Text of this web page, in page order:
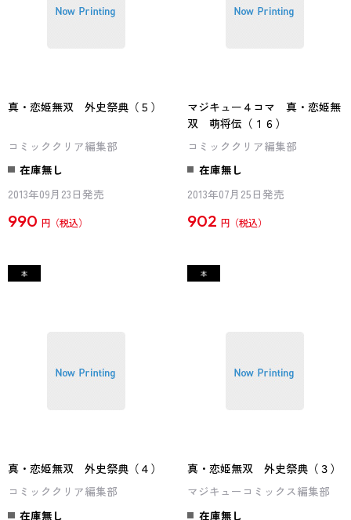
真・恋姫無双 外史祭典（５）
コミッククリア編集部
在庫無し
2013年09月23日発売
990 円
マジキュー４コマ 真・恋姫無
双 萌将伝（１６）
コミッククリア編集部
在庫無し
2013年07月25日発売
902 円
真・恋姫無双 外史祭典（４）
コミッククリア編集部
在庫無し
真・恋姫無双 外史祭典（３）
マジキューコミックス編集部
在庫無し